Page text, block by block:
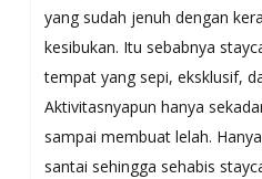
yang sudah jenuh dengan
kesibukan. Itu sebabnya
tempat yang sepi, eksklusif,
Aktivitasnyapun hanya
sampai membuat lelah.
santai sehingga sehabis